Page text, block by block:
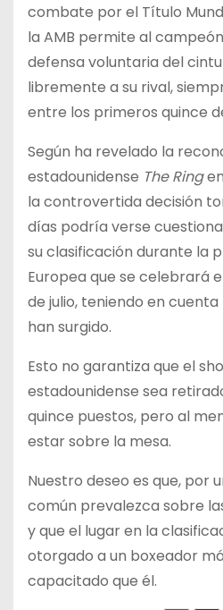
combate por el Título
la AMB permite al
defensa voluntaria del
libremente a su rival,
entre los primeros quince
Según ha revelado la
estadounidense The Ring
la controvertida decisión
días podría verse
su clasificación durante la
Europea que se celebrará
de julio, teniendo en cuenta
han surgido.
Esto no garantiza que el
estadounidense sea
quince puestos, pero al
estar sobre la mesa.
Nuestro deseo es que, por
común prevalezca sobre
y que el lugar en la
otorgado a un boxeador
capacitado que él.